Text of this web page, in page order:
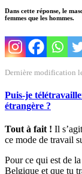
Dans cette réponse, le
femmes que les hommes.
Dernière modification
Puis-je
étrangère ?
Tout à fait ! Il
ce mode de travail
Pour ce qui est de la
Belgique et que tu